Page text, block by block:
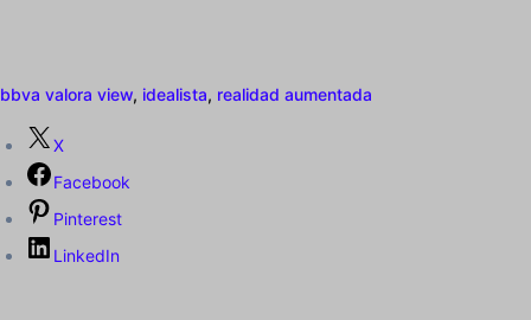
bbva valora view, idealista, realidad aumentada
X
Facebook
Pinterest
LinkedIn